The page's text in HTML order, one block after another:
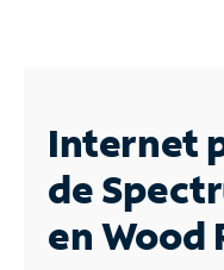
Business
Contáctanos
Internet
de
en Wood